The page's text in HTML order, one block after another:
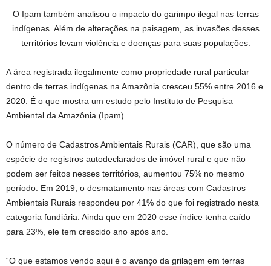
O Ipam também analisou o impacto do garimpo ilegal nas terras
indígenas. Além de alterações na paisagem, as invasões desses
territórios levam violência e doenças para suas populações.
A área registrada ilegalmente como propriedade rural particular
dentro de terras indígenas na Amazônia cresceu 55% entre 2016 e
2020. É o que mostra um estudo pelo Instituto de Pesquisa
Ambiental da Amazônia (Ipam).
O número de Cadastros Ambientais Rurais (CAR), que são uma
espécie de registros autodeclarados de imóvel rural e que não
podem ser feitos nesses territórios, aumentou 75% no mesmo
período. Em 2019, o desmatamento nas áreas com Cadastros
Ambientais Rurais respondeu por 41% do que foi registrado nesta
categoria fundiária. Ainda que em 2020 esse índice tenha caído
para 23%, ele tem crescido ano após ano.
“O que estamos vendo aqui é o avanço da grilagem em terras